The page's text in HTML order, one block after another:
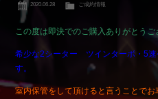
Reflesh Plan
整備・修理・
Trade in
買取査定
Blog
公式ブログ
2020.06.28 ご成約情報
この度は即決でのご購入ありがとうご
希少な2シーター ツインターボ・5速
す。
室内保管をして頂けると言うことでお